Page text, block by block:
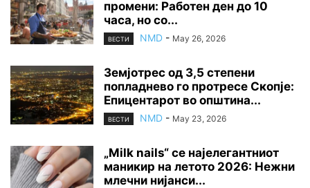
промени: Работен ден до 10
часа, но со...
ВЕСТИ NMD - May 26, 2026
Земјотрес од 3,5 степени
попладнево го протресе Скопје:
Епицентарот во општина...
ВЕСТИ NMD - May 23, 2026
„Milk nails“ се најелегантниот
маникир на летото 2026: Нежни
млечни нијанси...